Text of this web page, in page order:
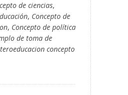
de ciencias,
, Concepto de
, Concepto de política
de toma de
concepto